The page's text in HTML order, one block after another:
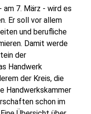
7. März - wird es
Er soll vor allem
und berufliche
Damit werde
der
Handwerk
der Kreis, die
Handwerkskammer
schon im